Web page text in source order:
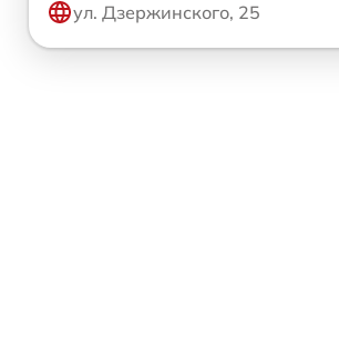
ул. Дзержинского, 25